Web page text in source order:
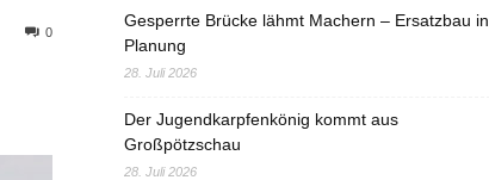
0
Gesperrte Brücke lähmt Machern – Ersatzbau in
Planung
28. Juli 2026
Der Jugendkarpfenkönig kommt aus
Großpötzschau
28. Juli 2026